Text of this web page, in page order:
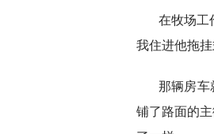
在牧场工
我住进他拖挂
那辆房车
铺了路面的